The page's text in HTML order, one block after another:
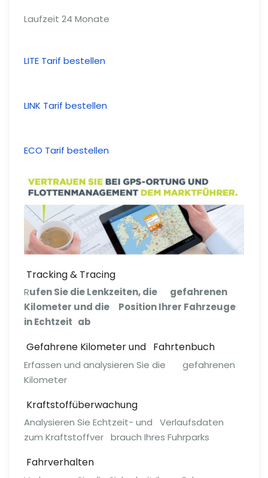
Laufzeit 24 Monate
LITE Tarif bestellen
LINK Tarif bestellen
ECO Tarif bestellen
Tracking & Tracing
Rufen Sie die Lenkzeiten, die gefahrenen
Kilometer und die Position Ihrer Fahrzeuge
in Echtzeit ab
Gefahrene Kilometer und Fahrtenbuch
Erfassen und analysieren Sie die gefahrenen
Kilometer
Kraft­stoff­über­wa­chung
Analysieren Sie Echtzeit- und Verlaufs­daten
zum Kraft­stoff­ver­ brauch Ihres Fuhrparks
Fahrver­halten